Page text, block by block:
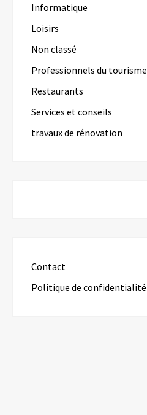
Informatique
Loisirs
Non classé
Professionnels du tourisme
Restaurants
Services et conseils
travaux de rénovation
Contact
Politique de confidentialité